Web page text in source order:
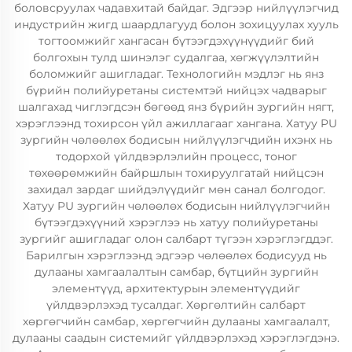
боловсруулах чадавхитай байдаг. Эдгээр нийлүүлэгчид
индустрийн жигд шаардлагууд болон зохицуулах хууль
тогтоомжийг хангасан бүтээгдэхүүнүүдийг бий
болгохын тулд шинэлэг судалгаа, хөгжүүлэлтийн
боломжийг ашигладаг. Технологийн мэдлэг нь янз
бүрийн полийуретаны системтэй нийцэх чадварыг
шалгахад чиглэгдсэн бөгөөд янз бүрийн зургийн нягт,
хэрэглээнд тохирсон үйл ажиллагааг хангана. Хатуу PU
зургийн чөлөөлөх бодисын нийлүүлэгчдийн ихэнх нь
тодорхой үйлдвэрлэлийн процесс, тоног
төхөөрөмжийн байршлын тохируулгатай нийцсэн
захидал зардаг шийдэлүүдийг мөн санал болгодог.
Хатуу PU зургийн чөлөөлөх бодисын нийлүүлэгчийн
бүтээгдэхүүний хэрэглээ нь хатуу полийуретаны
зургийг ашигладаг олон салбарт түгээн хэрэглэгддэг.
Барилгын хэрэглээнд эдгээр чөлөөлөх бодисууд нь
дулааны хамгаалалтын самбар, бүтцийн зургийн
элементүүд, архитектурын элементүүдийг
үйлдвэрлэхэд тусалдаг. Хөргөлтийн салбарт
хөргөгчийн самбар, хөргөгчийн дулааны хамгаалалт,
дулааны саадын системийг үйлдвэрлэхэд хэрэглэгдэнэ.